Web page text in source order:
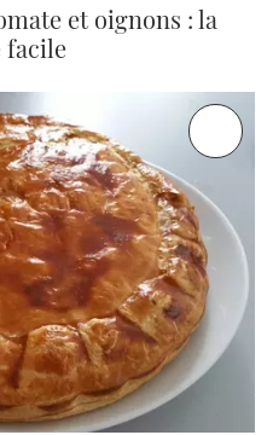
et oignons : la
facile